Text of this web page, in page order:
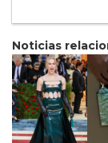
Noticias